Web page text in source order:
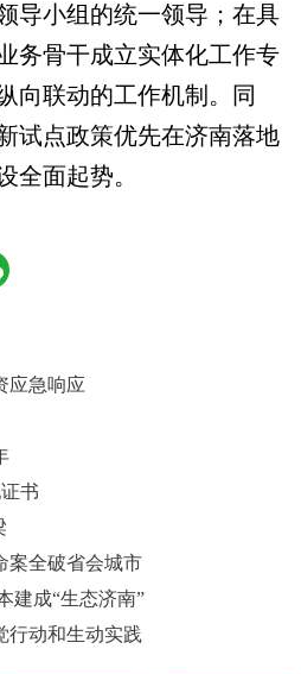
导小组的统一领导；在具
务骨干成立实体化工作专
向联动的工作机制。同
试点政策优先在济南落地
全面起势。
应急响应
书
案全破省会城市
建成“生态济南”
行动和生动实践